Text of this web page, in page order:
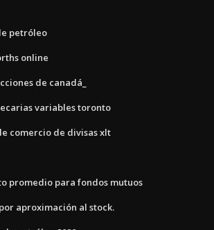
petróleo
online
de canadá_
variables toronto
comercio de divisas xlt
promedio para fondos mutuos
aproximación al stock.